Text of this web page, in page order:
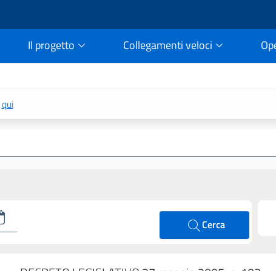
Il progetto Collegamenti veloci
qui
Cerca